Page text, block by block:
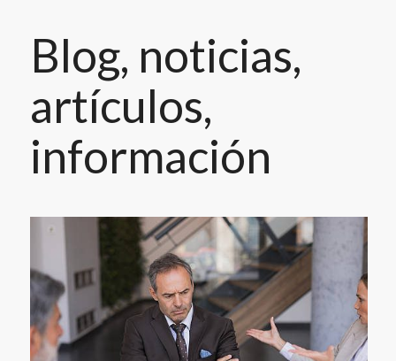
Blog, noticias,
artículos,
información